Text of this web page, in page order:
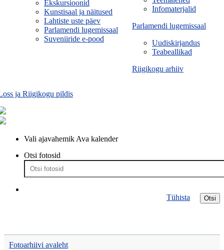
Infomaterjalid
Parlamendi lugemissaal
Uudiskirjandus
Teabeallikad
Riigikogu arhiiv
Ekskursioonid
Kunstisaal ja näitused
Lahtiste uste päev
Parlamendi lugemissaal
Suveniiride e-pood
ja Riigikogu pildis
Vali ajavahemik Ava kalender
Otsi fotosid
Otsi
Tühista
Fotoarhiivi avaleht